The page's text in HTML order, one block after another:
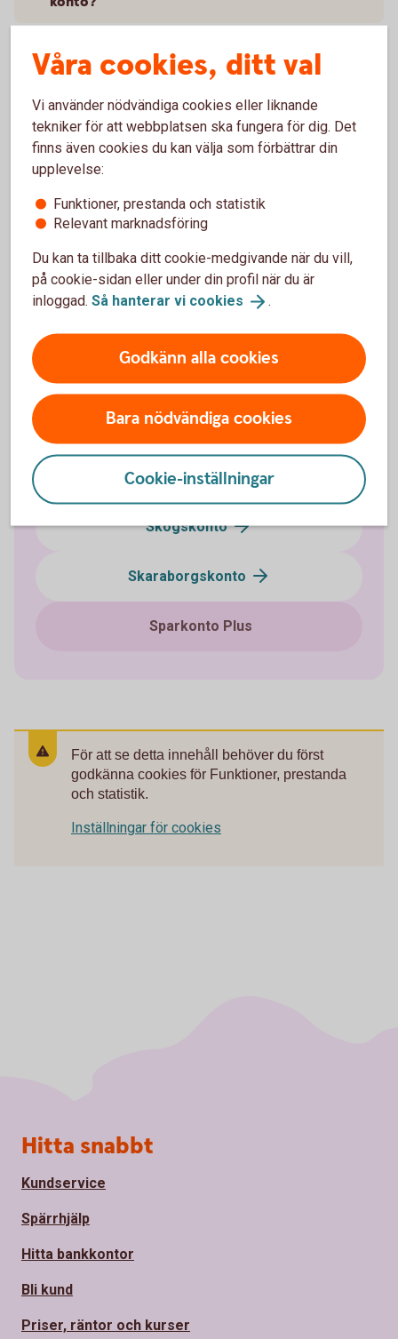
Kan jag öppna kontot själv?
Kan jag ha stående överföringar till och från
kontot?
Går det att ha ett gemensamt konto?
e-sparkonto
Framtidskonto
Skogskonto
Skaraborgskonto
Sparkonto Plus
För att se detta innehåll behöver du först
godkänna cookies för Funktioner, prestanda
och statistik.
Inställningar för cookies
Våra cookies, ditt val
Vi använder nödvändiga cookies eller liknande
tekniker för att webbplatsen ska fungera för dig. Det
finns även cookies du kan välja som förbättrar din
upplevelse:
Funktioner, prestanda och statistik
Relevant marknadsföring
Du kan ta tillbaka ditt cookie-medgivande när du vill,
på cookie-sidan eller under din profil när du är
inloggad. Så hanterar vi cookies .
Godkänn alla cookies
Bara nödvändiga cookies
Cookie-inställningar
Sidfot
Hitta snabbt
Kundservice
Spärrhjälp
Hitta bankkontor
Bli kund
Priser, räntor och kurser